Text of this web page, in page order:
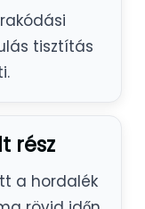
tisztítás
rész
a hordalék